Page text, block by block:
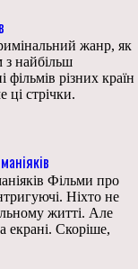
жанр, як
з найбільш
різних країн
ці стрічки.
Фільми про
Ніхто не
житті. Але
екрані. Скоріше,